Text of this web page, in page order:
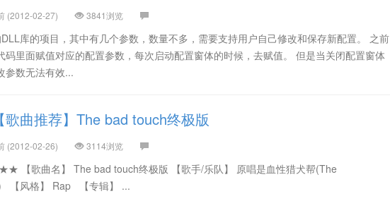
(2012-02-27) 3841浏览
DLL库的项目，其中有几个参数，数量不多，需要支持用户自己修改和保存新配置。 之前
码里面赋值对应的配置参数，每次启动配置窗体的时候，去赋值。 但是当关闭配置窗体
参数无法有效...
【歌曲推荐】The bad touch终极版
(2012-02-26) 3114浏览
【歌曲名】 The bad touch终极版 【歌手/乐队】 原唱是血性猎犬帮(The
【风格】 Rap 【专辑】 ...